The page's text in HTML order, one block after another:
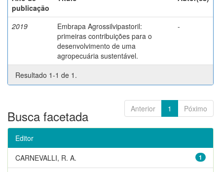
publicação
2019
Embrapa Agrossilvipastoril:
primeiras contribuições para o
desenvolvimento de uma
agropecuária sustentável.
-
Resultado 1-1 de 1.
Anterior 1 Póximo
Busca facetada
Editor
1
CARNEVALLI, R. A.